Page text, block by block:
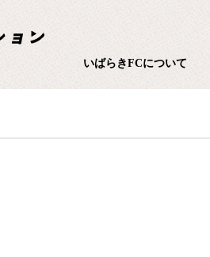
いばらきFCについて